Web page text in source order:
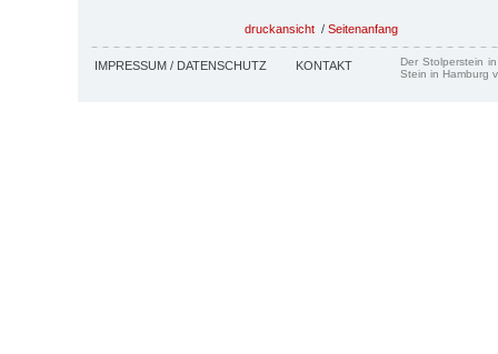
druckansicht / Seitenanfang
IMPRESSUM / DATENSCHUTZ KONTAKT
Der Stolperstein
Stein in Hamburg